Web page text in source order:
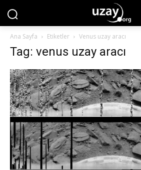
Ana Sayfa Etiketler Venus uzay aracı
Tag: venus uzay aracı